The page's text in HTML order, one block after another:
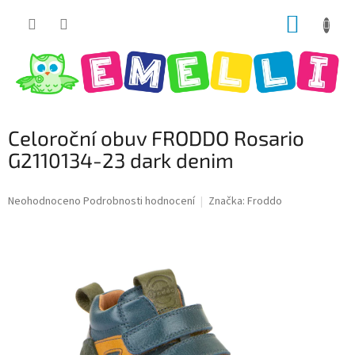
Celoroční obuv FRODDO Rosario
G2110134-23 dark denim
Průměrné
Neohodnoceno Podrobnosti hodnocení Značka: Froddo